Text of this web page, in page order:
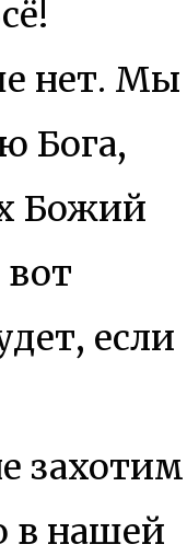
нет. Мы
Бога,
Божий
если
захотим
в нашей